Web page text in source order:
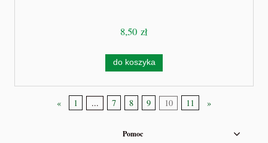
8,50 zł
do koszyka
« 1 ... 7 8 9 10 11 »
Pomoc